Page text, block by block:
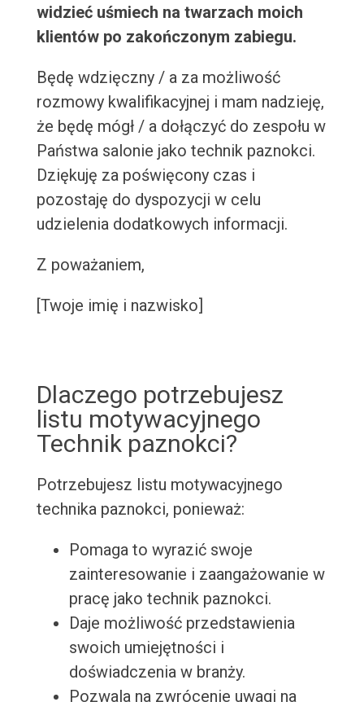
widzieć uśmiech na twarzach moich
klientów po zakończonym zabiegu.
Będę wdzięczny / a za możliwość
rozmowy kwalifikacyjnej i mam nadzieję,
że będę mógł / a dołączyć do zespołu w
Państwa salonie jako technik paznokci.
Dziękuję za poświęcony czas i
pozostaję do dyspozycji w celu
udzielenia dodatkowych informacji.
Z poważaniem,
[Twoje imię i nazwisko]
Dlaczego potrzebujesz
listu motywacyjnego
Technik paznokci?
Potrzebujesz listu motywacyjnego
technika paznokci, ponieważ:
Pomaga to wyrazić swoje
zainteresowanie i zaangażowanie w
pracę jako technik paznokci.
Daje możliwość przedstawienia
swoich umiejętności i
doświadczenia w branży.
Pozwala na zwrócenie uwagi na